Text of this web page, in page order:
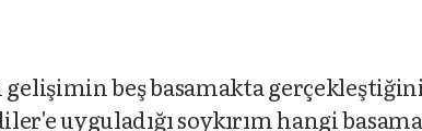
beş basamakta
uyguladığı soykırım hangi